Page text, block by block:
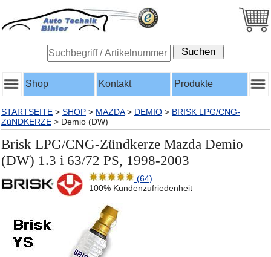
Shop Kontakt Produkte
STARTSEITE > SHOP > MAZDA > DEMIO > BRISK LPG/CNG-
ZüNDKERZE > Demio (DW)
Brisk LPG/CNG-Zündkerze Mazda Demio
(DW) 1.3 i 63/72 PS, 1998-2003
(64)
100% Kundenzufriedenheit